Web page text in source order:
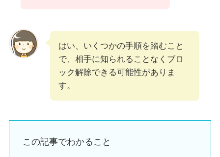
はい、いくつかの手順を踏むこと
で、相手に知られることなくブロ
ック解除できる可能性がありま
す。
この記事でわかること